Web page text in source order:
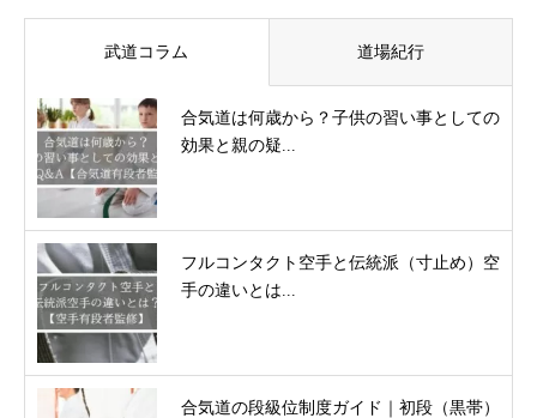
武道コラム 道場紀行
合気道は何歳から？子供の習い事としての
効果と親の疑...
フルコンタクト空手と伝統派（寸止め）空
手の違いとは...
合気道の段級位制度ガイド｜初段（黒帯）